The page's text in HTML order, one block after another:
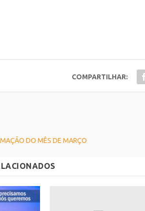
COMPARTILHAR:
DO MÊS DE MARÇO